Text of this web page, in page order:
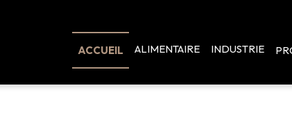
ACCUEIL ALIMENTAIRE INDUSTRIE